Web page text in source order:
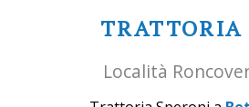
TRATTORIA
Località